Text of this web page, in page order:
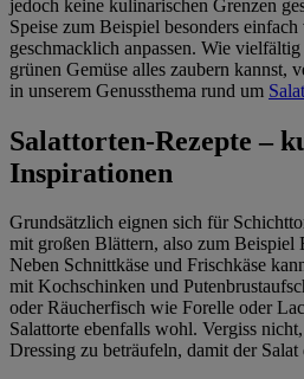
jedoch keine kulinarischen Grenzen
Speise zum Beispiel besonders
geschmacklich anpassen. Wie
grünen Gemüse alles zaubern kannst,
in unserem Genussthema rund um
Salattorten-Rezepte –
Inspirationen
Grundsätzlich eignen sich für
mit großen Blättern, also zum Beispiel
Neben Schnittkäse und Frischkäse
mit Kochschinken und
oder Räucherfisch wie Forelle oder
Salattorte ebenfalls wohl. Vergiss
Dressing zu beträufeln, damit der